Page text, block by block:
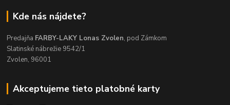
Kde nás nájdete?
Predajňa FARBY-LAKY Lonas Zvolen, pod Zámkom
Slatinské nábrežie 9542/1
Zvolen, 96001
Akceptujeme tieto platobné karty